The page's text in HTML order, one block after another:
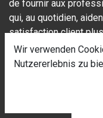
de fournir aux
qui, au quotidien,
satisfaction client
Wir verwenden
Nutzererlebnis zu